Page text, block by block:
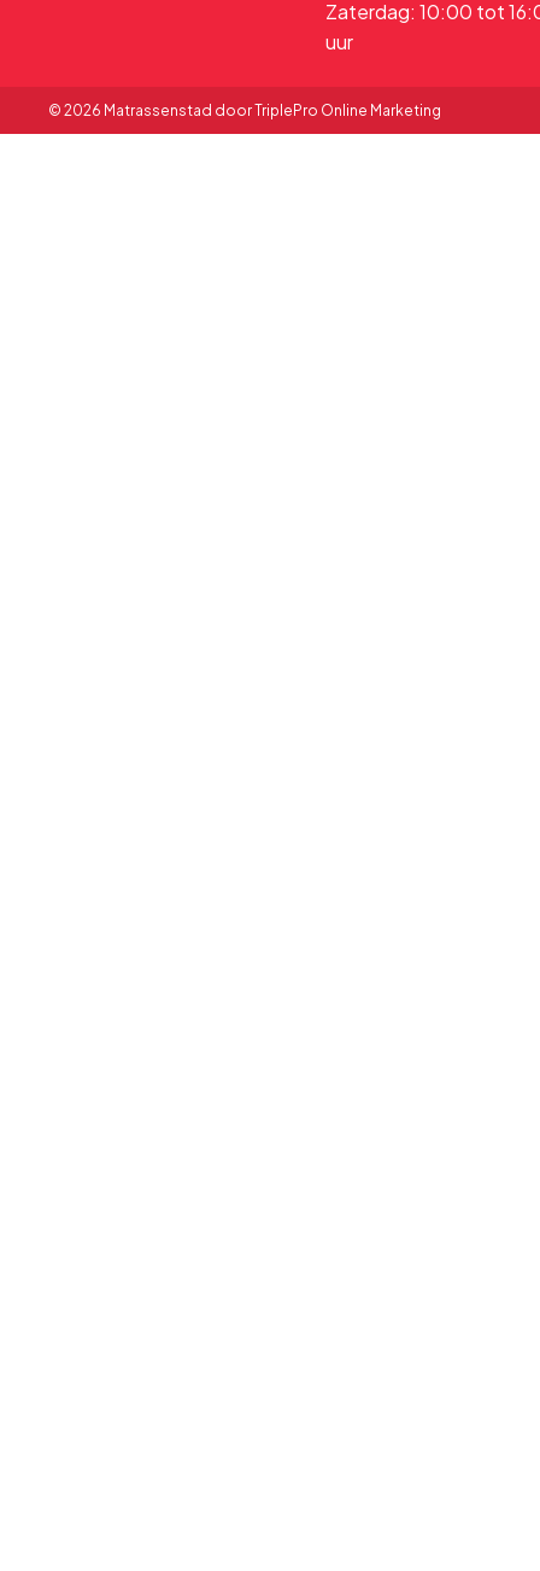
Zaterdag: 10:00 tot
uur
© 2026 Matrassenstad door TriplePro Online Marketing